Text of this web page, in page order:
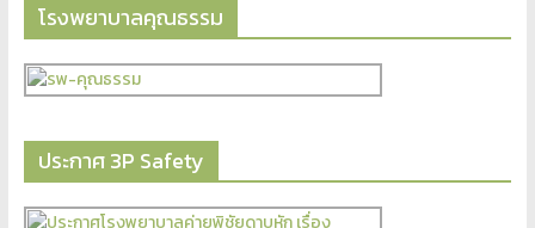
โรงพยาบาลคุณธรรม
ประกาศ 3P Safety